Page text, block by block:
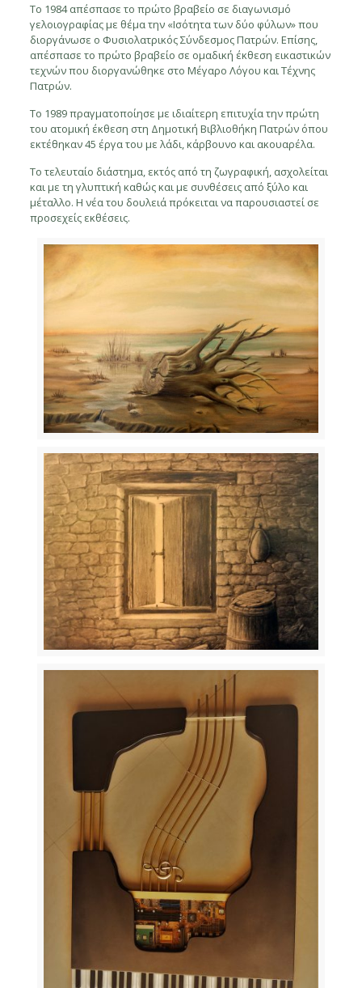
Το 1984 απέσπασε το πρώτο βραβείο σε διαγωνισμό
γελοιογραφίας με θέμα την «Ισότητα των δύο φύλων» που
διοργάνωσε ο Φυσιολατρικός Σύνδεσμος Πατρών. Επίσης,
απέσπασε το πρώτο βραβείο σε ομαδική έκθεση εικαστικών
τεχνών που διοργανώθηκε στο Μέγαρο Λόγου και Τέχνης
Πατρών.
Το 1989 πραγματοποίησε με ιδιαίτερη επιτυχία την πρώτη
του ατομική έκθεση στη Δημοτική Βιβλιοθήκη Πατρών όπου
εκτέθηκαν 45 έργα του με λάδι, κάρβουνο και ακουαρέλα.
Το τελευταίο διάστημα, εκτός από τη ζωγραφική, ασχολείται
και με τη γλυπτική καθώς και με συνθέσεις από ξύλο και
μέταλλο. Η νέα του δουλειά πρόκειται να παρουσιαστεί σε
προσεχείς εκθέσεις.